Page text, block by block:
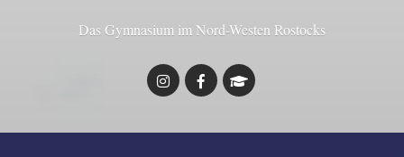
Das Gymnasium im Nord-Westen Rostocks